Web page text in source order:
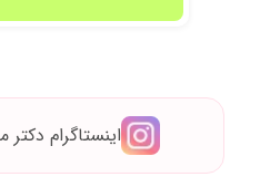
اینستاگرام دکتر